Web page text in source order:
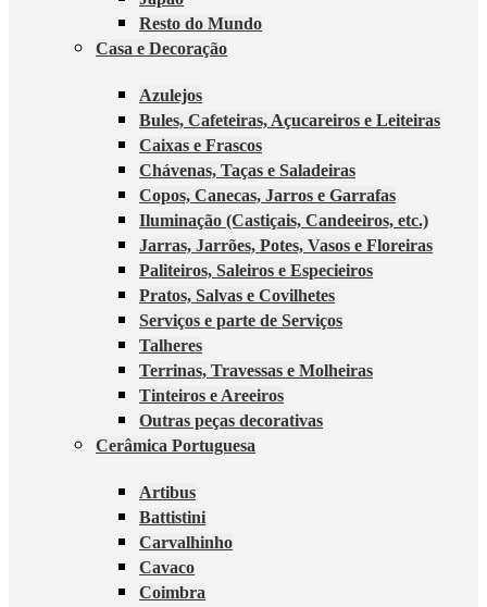
Resto do Mundo
Casa e Decoração
Azulejos
Bules, Cafeteiras, Açucareiros e Leiteiras
Caixas e Frascos
Chávenas, Taças e Saladeiras
Copos, Canecas, Jarros e Garrafas
Iluminação (Castiçais, Candeeiros, etc.)
Jarras, Jarrões, Potes, Vasos e Floreiras
Paliteiros, Saleiros e Especieiros
Pratos, Salvas e Covilhetes
Serviços e parte de Serviços
Talheres
Terrinas, Travessas e Molheiras
Tinteiros e Areeiros
Outras peças decorativas
Cerâmica Portuguesa
Artibus
Battistini
Carvalhinho
Cavaco
Coimbra